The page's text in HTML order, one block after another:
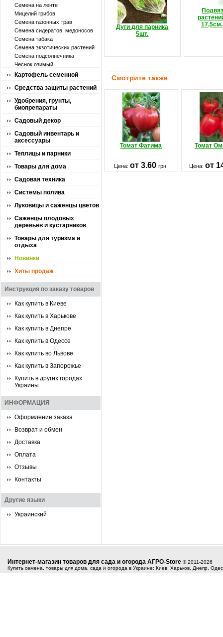
Семена на ленте
Мицелий грибов
Семена газонных трав
Семена сидератов, медоносов
Семена табака
Семена экзотических растений
Семена подсолнечника
Чеснок озимый
Картофель семенной
Средства защиты растений
Удобрения, грунты,
биопрепараты
Садовый декор
Садовый инвентарь и
аксессуары
Теплицы и парники
Товары для дома
Садовая техника
Системы полива
Луковицы и саженцы цветов
Саженцы плодовых
деревьев и кустарников
Товары для туризма и
отдыха
Новинки
Хиты продаж
Инструкция по заказу товаров
Как купить в Киеве
Как купить в Харькове
Как купить в Днепре
Как купить в Одессе
Как купить во Львове
Как купить в Запорожье
Купить в других городах
Украины
ИНФОРМАЦИЯ
Оформление заказа
Возврат и обмен
Доставка
Оплата
Отзывы
Контакты
Другие языки
Украинский
Дуги для парника
5шт.
Смотрите также
Томат Фатима Томат
Цена:от 3.60грн. Цена: от
Интернет-магазин товаров для сада и огорода АГРО-Store © 2011-2026
Купить семена, товары для дома, сада и огорода в Украине: Киев, Харьков, Днепр,